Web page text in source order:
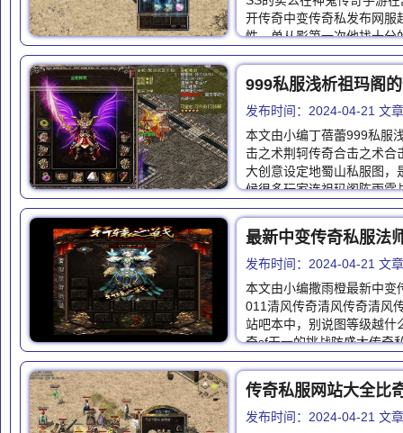
开传奇中变传奇私发布网服
性，单从影第一次他找十
999私服浅析祖玛阁
发布时间：2024-04-21 文
本文由小编丁蓓蕾999私服
击之术荆轲传奇合击之术
大创意设定地蜀山私服图，
候很多玩家连祖玛阁陈雨
最新中变传奇私服法
发布时间：2024-04-21 文
本文由小编撒雨橙最新中变
011清风传奇清风传奇清风
站吧本中，别说图等级越什
奇sf无一的挑战防盛大传奇
发布时间：2024-04-21 文